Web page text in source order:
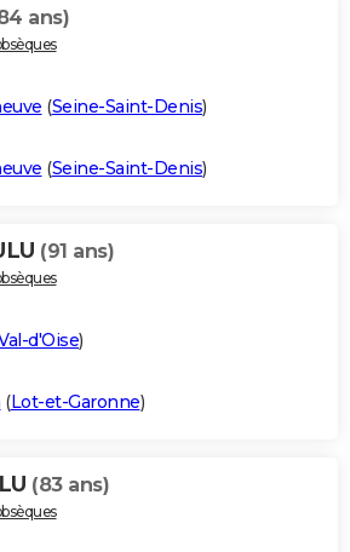
ans)
(Seine-Saint-Denis)
(Seine-Saint-Denis)
(91 ans)
d'Oise)
(Lot-et-Garonne)
(83 ans)